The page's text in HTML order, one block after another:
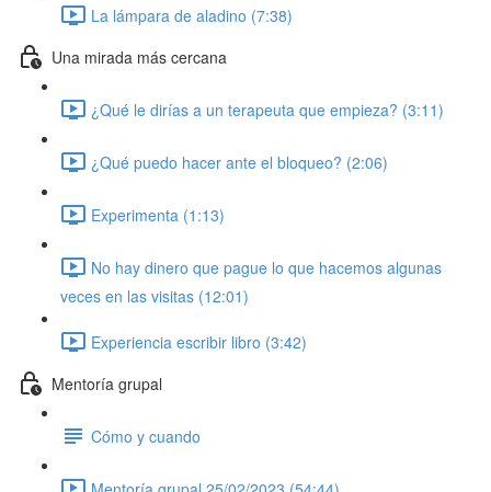
La lámpara de aladino (7:38)
Una mirada más cercana
¿Qué le dirías a un terapeuta que empieza? (3:11)
¿Qué puedo hacer ante el bloqueo? (2:06)
Experimenta (1:13)
No hay dinero que pague lo que hacemos algunas
veces en las visitas (12:01)
Experiencia escribir libro (3:42)
Mentoría grupal
Cómo y cuando